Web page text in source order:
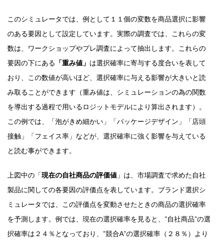
このシミュレータでは、例として１１個の変数を商品選択に影響
のある要因として設定しています。実際の調査では、これらの変
数は、ワークショップやプレ調査によって抽出します。これらの
要因の下にある 「重み値」 は選択確率に寄与する度合いを表して
おり、この数値が高いほど、選択確率に与える影響が大きいと読
み取ることができます（重み値は、シミュレーションの為の関数
を導出する過程で用いるロジットモデルにより算出されます）。
この例では、「泡がきめ細かい」「パッケージデザイン」「店頭
接触」「フェイス率」などが、選択確率に強く影響を与えている
と読む事ができます。
上図中の「現在の自社商品の評価値 」は、市場調査で求めた自社
製品に関しての各要因の評価点を表しています。ブランド選択シ
ミュレータでは、この評価点を変動させたときの商品の選択確率
を予測します。例では、現在の選択確率を見ると、”自社商品”の選
択確率は２４％となっており、”競合A”の選択確率（２８％）より